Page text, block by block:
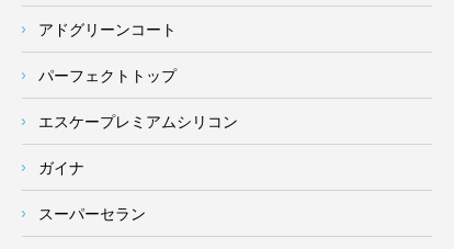
アドグリーンコート
パーフェクトトップ
エスケープレミアムシリコン
ガイナ
スーパーセラン